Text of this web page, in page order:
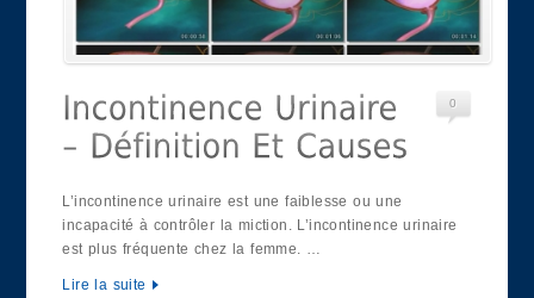
0
L’incontinence urinaire est une faiblesse ou une
incapacité à contrôler la miction. L’incontinence urinaire
est plus fréquente chez la femme. …
Lire la suite